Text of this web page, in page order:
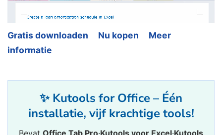
Gratis downloaden Nu kopen
Meer
informatie
✨ Kutools for Office – Één
installatie, vijf krachtige tools!